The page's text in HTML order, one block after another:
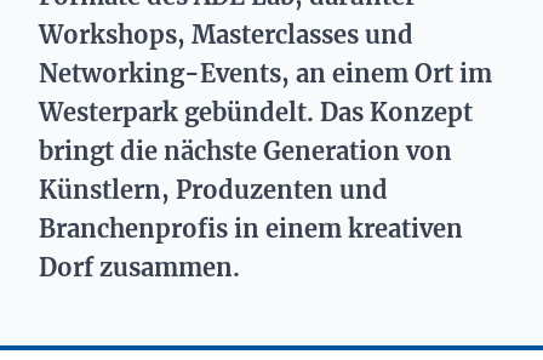
Workshops, Masterclasses und
Networking-Events, an einem Ort im
Westerpark gebündelt. Das Konzept
bringt die nächste Generation von
Künstlern, Produzenten und
Branchenprofis in einem kreativen
Dorf zusammen.